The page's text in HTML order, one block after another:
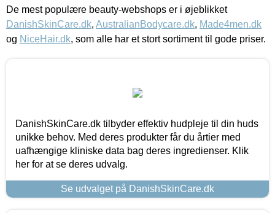
De mest populære beauty-webshops er i øjeblikket
DanishSkinCare.dk, AustralianBodycare.dk, Made4men.dk
og NiceHair.dk, som alle har et stort sortiment til gode priser.
DanishSkinCare.dk tilbyder effektiv hudpleje til din huds
unikke behov. Med deres produkter får du årtier med
uafhængige kliniske data bag deres ingredienser. Klik
her for at se deres udvalg.
Se udvalget på DanishSkinCare.dk